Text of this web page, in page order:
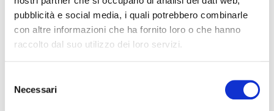
pubblicità e social media, i quali potrebbero combinarle
con altre informazioni che ha fornito loro o che hanno
raccolto dal suo utilizzo dei loro servizi.
delNecessari